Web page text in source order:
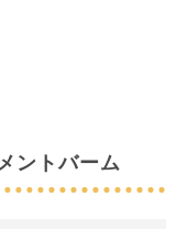
ントバーム